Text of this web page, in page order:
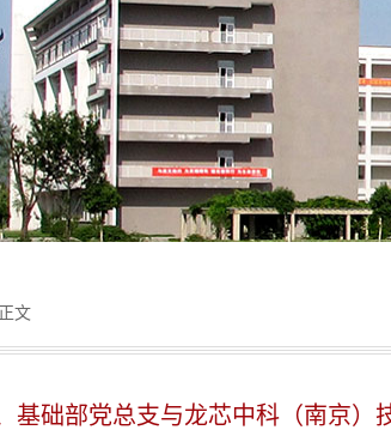
文
基础部党总支与龙芯中科（南京）